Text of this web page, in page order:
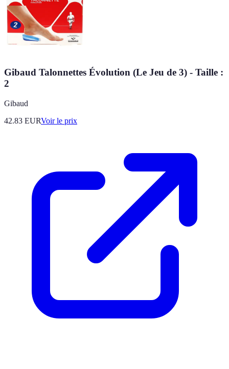
Gibaud Talonnettes Évolution (Le Jeu de 3) - Taille :
2
Gibaud
42.83 EURVoir le prix